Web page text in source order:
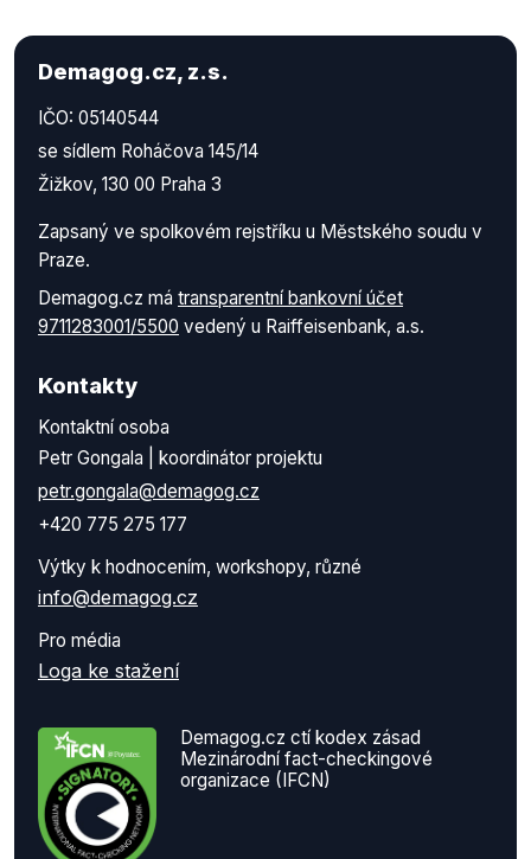
Demagog.cz, z.s.
IČO: 05140544
se sídlem Roháčova 145/14
Žižkov, 130 00 Praha 3
Zapsaný ve spolkovém rejstříku u Městského soudu v
Praze.
Demagog.cz má transparentní bankovní účet
9711283001/5500 vedený u Raiffeisenbank, a.s.
Kontakty
Kontaktní osoba
Petr Gongala | koordinátor projektu
petr.gongala@demagog.cz
+420 775 275 177
Výtky k hodnocením, workshopy, různé
info@demagog.cz
Pro média
Loga ke stažení
Demagog.cz ctí kodex zásad
Mezinárodní fact-checkingové
organizace (IFCN)